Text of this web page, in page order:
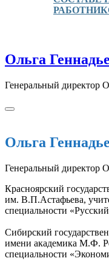
Ольга
Генеральный
Ольга
Генеральный
Красноярский
им. В.П.Астафьева,
специальности
Сибирский
имени академика М.Ф.
специальности